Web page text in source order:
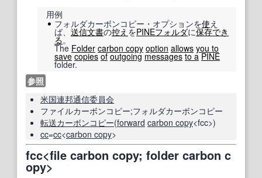
用例
フォルダカーボンコピー・オプションを使え
ば、 送信文書の控え をPINEフォルダに保存でき
る。
The Folder carbon copy option allows you to
save copies of outgoing messages to a PINE
folder.
参照
米国連邦通信委員会
ファイルカーボンコピー;フォルダカーボンコピー
転送カーボンコピー(forward carbon copy<fcc>)
cc=cc<carbon copy>
fcc<file carbon copy; folder carbon c
opy>